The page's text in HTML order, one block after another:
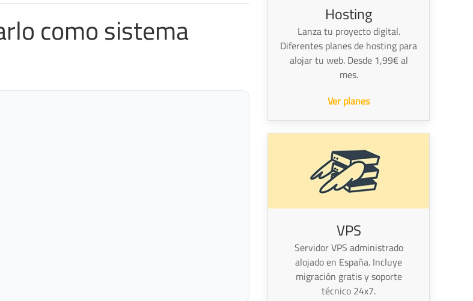
como sistema Hosting
Lanza tu proyecto digital.
Diferentes planes de hosting para
alojar tu web. Desde 1,99€ al
mes.
Ver planes
VPS
Servidor VPS administrado
alojado en España. Incluye
migración gratis y soporte
técnico 24x7.